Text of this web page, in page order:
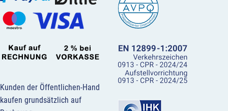
Kunden der Öffentlichen-Hand
kaufen grundsätzlich auf